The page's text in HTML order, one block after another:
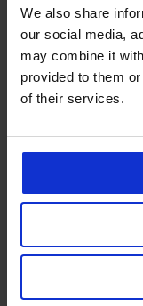
We also share
our social media,
may combine it
provided to them
of their services.
2PACK Bavlněné
MEN-A Horatzius
599 Kč